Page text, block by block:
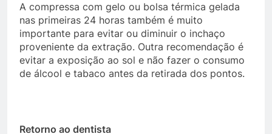
A compressa com gelo ou bolsa térmica gelada
nas primeiras 24 horas também é muito
importante para evitar ou diminuir o inchaço
proveniente da extração. Outra recomendação é
evitar a exposição ao sol e não fazer o consumo
de álcool e tabaco antes da retirada dos pontos.
Retorno ao dentista